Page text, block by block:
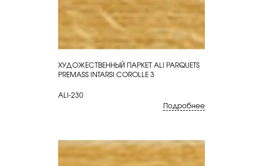
КУПИТЬ
ХУДОЖЕСТВЕННЫЙ ПАРКЕТ ALI PARQUETS
PREMASS INTARSI COROLLE 3
ALI-230
Подробнее